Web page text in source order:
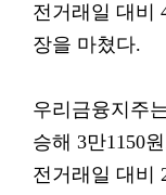
전거래일 대비
장을 마쳤다.
우리금융지주
승해 3만1150
전거래일 대비